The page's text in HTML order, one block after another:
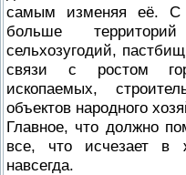
самым изменяя её.
больше
сельхозугодий,
связи с ростом
ископаемых,
объектов народного
Главное, что должно
все, что исчезает в
навсегда.